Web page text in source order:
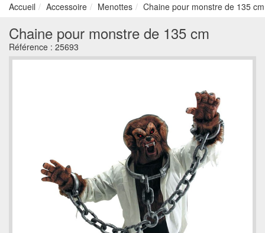
Accueil Accessoire Menottes Chaine pour monstre de 135 cm
Chaine pour monstre de 135 cm
Référence : 25693